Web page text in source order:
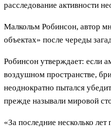
расследование активности
Малкольм Робинсон, автор
объектах» после череды
Робинсон утверждает: если
воздушном пространстве,
неоднократно пытался
прежде называли мировой
«За последние несколько